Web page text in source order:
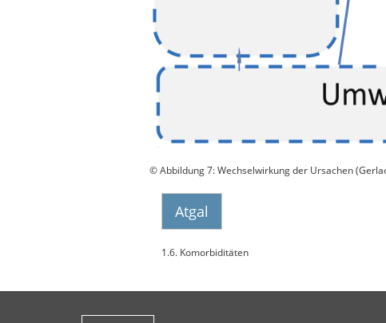
© Abbildung 7: Wechselwirkung der Ursachen
Atgal
1.6. Komorbiditäten